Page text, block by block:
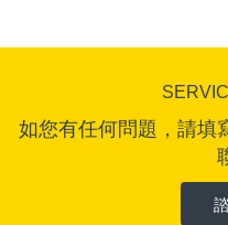
如您有任何問題，請填